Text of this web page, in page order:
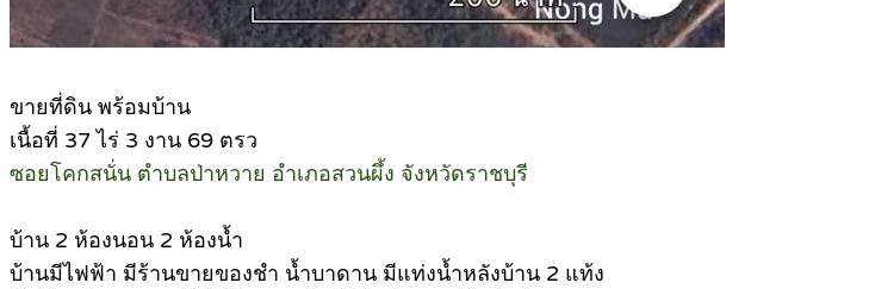
ขายที่ดิน พร้อมบ้าน
เนื้อที่ 37 ไร่ 3 งาน 69 ตรว
ซอยโคกสนั่น ตำบลป่าหวาย อำเภอสวนผึ้ง จังหวัดราชบุรี
บ้าน 2 ห้องนอน 2 ห้องน้ำ
บ้านมีไฟฟ้า มีร้านขายของชำ น้ำบาดาน มีแท่งน้ำหลังบ้าน 2 แท้ง